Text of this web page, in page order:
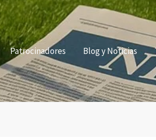
Patrocinadores Blog y Noticias